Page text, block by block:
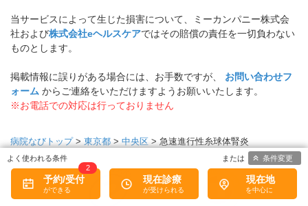
当サービスによって生じた損害について、ミーカンパニー株式会
社および株式会社eヘルスケアではその賠償の責任を一切負わない
ものとします。
掲載情報に誤りがある場合には、お手数ですが、 お問い合わせフ
ォーム からご連絡をいただけますようお願いいたします。
※お電話での対応は行っておりません
病院なびトップ> 東京都 > 中央区 > 急速進行性糸球体腎炎
予約/受付
2
現在診療 現在地
条件変更